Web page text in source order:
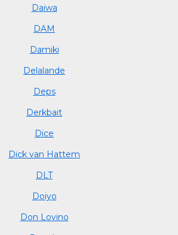
Daiwa
DAM
Damiki
Delalande
Deps
Derkbait
Dice
Dick van Hattem
DLT
Doiyo
Don Lovino